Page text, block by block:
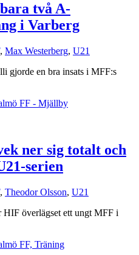
två A-
i Varberg
, Max Westerberg, U21
gjorde en bra insats i MFF:s
ner sig totalt och
serien
, Theodor Olsson, U21
HIF överlägset ett ungt MFF i